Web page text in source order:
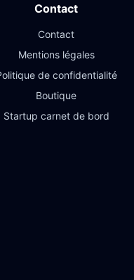
Contact
Contact
Mentions légales
de confidentialité
Boutique
Startup carnet de bord